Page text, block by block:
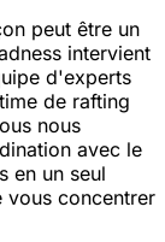
peut être un
intervient
d'experts
de rafting
nous
avec le
en un seul
vous concentrer